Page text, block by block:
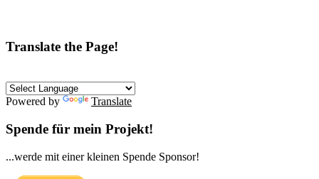
Translate the Page!
Powered by Translate
Spende für mein Projekt!
...werde mit einer kleinen Spende Sponsor!